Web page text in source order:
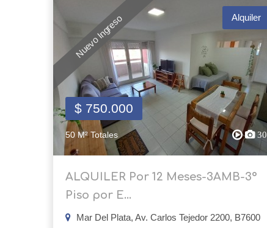
Nuevo Ingreso Alquiler
$ 750.000
50 M² Totales 30
ALQUILER Por 12 Meses-3AMB-3°
Piso por E...
Mar Del Plata, Av. Carlos Tejedor 2200, B7600